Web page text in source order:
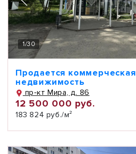
1/30
Продается коммерческая
недвижимость
пр-кт Мира, д. 86
12 500 000 руб.
183 824 руб./м²